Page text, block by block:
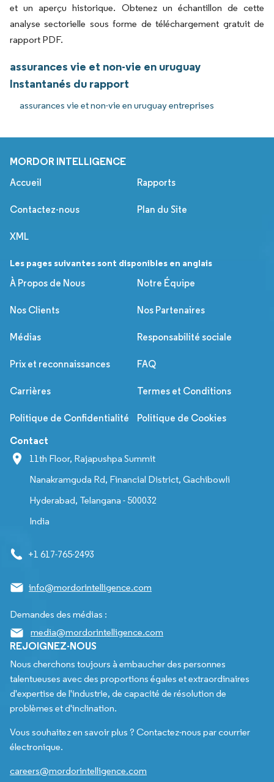
et un aperçu historique. Obtenez un échantillon de cette
analyse sectorielle sous forme de téléchargement gratuit de
rapport PDF.
assurances vie et non-vie en uruguay
Instantanés du rapport
assurances vie et non-vie en uruguay entreprises
MORDOR INTELLIGENCE
Accueil Rapports
Contactez-nous Plan du Site
XML
Les pages suivantes sont disponibles en anglais
À Propos de Nous
Notre Équipe
Nos Clients Nos Partenaires
Médias Responsabilité sociale
Prix et reconnaissances FAQ
Carrières Termes et Conditions
Politique de Confidentialité Politique de Cookies
Contact
11th Floor, Rajapushpa Summit
Nanakramguda Rd, Financial District, Gachibowli
Hyderabad, Telangana - 500032
India
+1 617-765-2493
info@mordorintelligence.com
Demandes des médias :
media@mordorintelligence.com
REJOIGNEZ-NOUS
Nous cherchons toujours à embaucher des personnes
talentueuses avec des proportions égales et extraordinaires
d'expertise de l'industrie, de capacité de résolution de
problèmes et d'inclination.
Vous souhaitez en savoir plus ? Contactez-nous par courrier
électronique.
careers@mordorintelligence.com